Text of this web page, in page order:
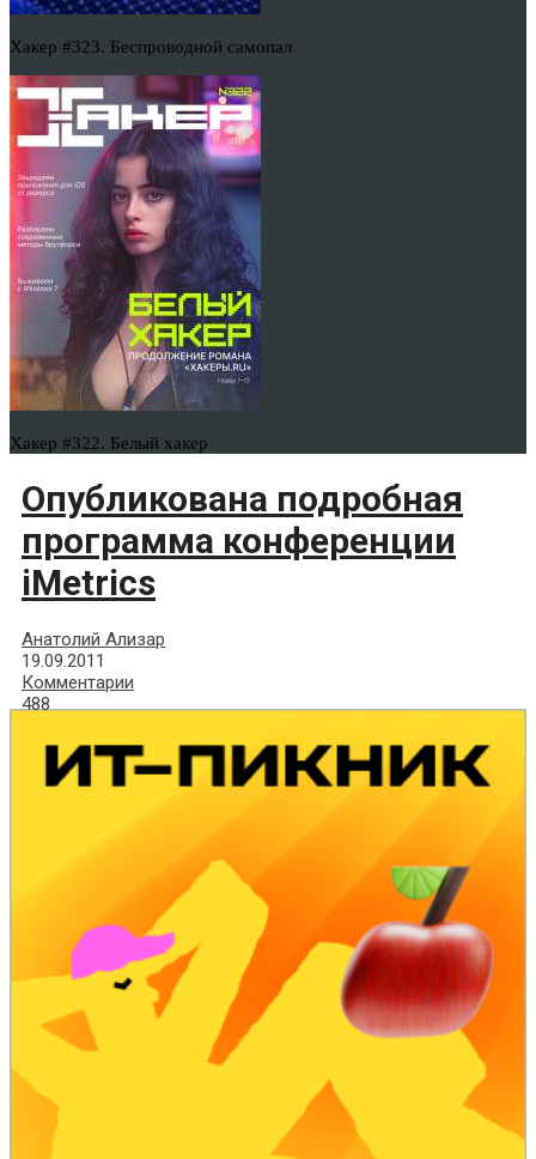
Хакер #323. Беспроводной самопал
Хакер #322. Белый хакер
Опубликована подробная
программа конференции
iMetrics
Анатолий Ализар
19.09.2011
Комментарии
488